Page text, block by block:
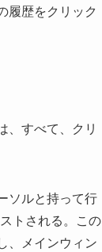
履歴をクリック
、すべて、クリ
ソルと持って行
トされる。この
、メインウィン